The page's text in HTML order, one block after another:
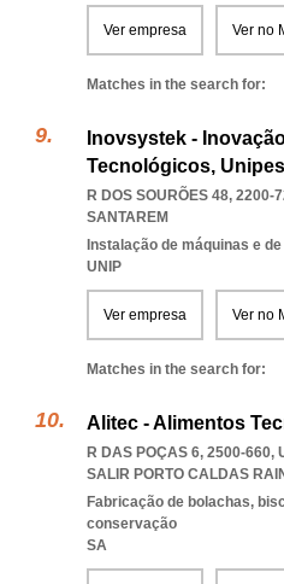
Ver empresa Ver no
Matches in the search for:
Inovsystek -
Tecnológicos,
R DOS SOURÕES 48, 2200-
SANTAREM
Instalação de máquinas e
UNIP
Ver empresa Ver no
Matches in the search for:
Alitec - Alimentos
R DAS POÇAS 6, 2500-660,
SALIR PORTO CALDAS
Fabricação de bolachas,
conservação
SA